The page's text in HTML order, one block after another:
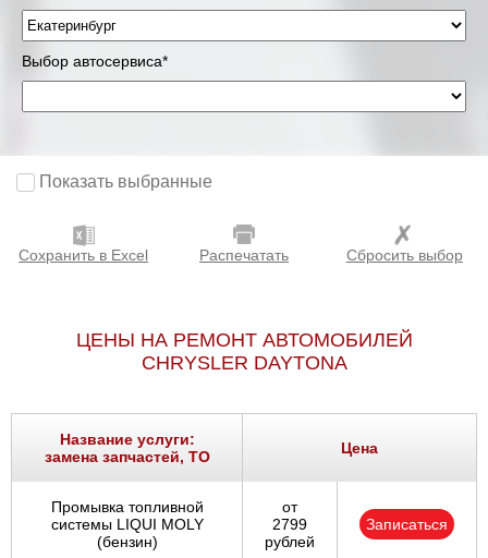
Выбор автосервиса*
Показать выбранные
Сохранить в Excel Распечатать Сбросить выбор
ЦЕНЫ НА РЕМОНТ АВТОМОБИЛЕЙ
CHRYSLER DAYTONA
Название услуги:
замена запчастей, ТО
Цена
Промывка топливной
системы LIQUI MOLY
(бензин)
от
2799
рублей
Записаться